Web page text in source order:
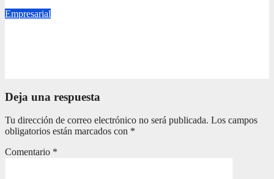
Empresarial
Deja una respuesta
Tu dirección de correo electrónico no será publicada. Los campos
obligatorios están marcados con *
Comentario *